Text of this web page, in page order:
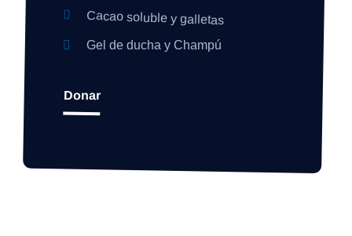
Cacao soluble y galletas
Gel de ducha y Champú
Donar